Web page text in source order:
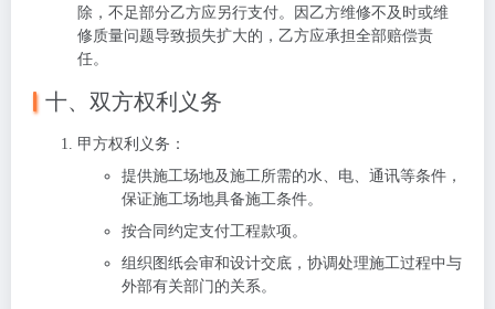
除，不足部分乙方应另行支付。因乙方维修不及时或维
修质量问题导致损失扩大的，乙方应承担全部赔偿责
任。
十、双方权利义务
甲方权利义务 ：
提供施工场地及施工所需的水、电、通讯等条件，
保证施工场地具备施工条件。
按合同约定支付工程款项。
组织图纸会审和设计交底，协调处理施工过程中与
外部有关部门的关系。